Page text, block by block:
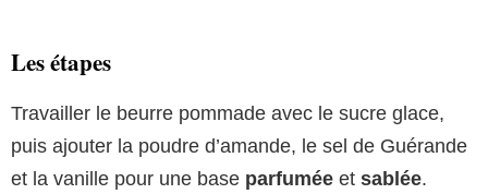
Les étapes
Travailler le beurre pommade avec le sucre glace,
puis ajouter la poudre d’amande, le sel de Guérande
et la vanille pour une base parfumée et sablée.